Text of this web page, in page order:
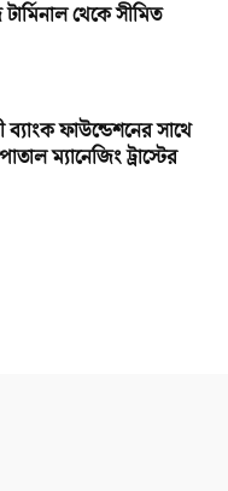
থেকে সীমিত
ফাউন্ডেশনের সাথে
ম্যানেজিং ট্রাস্টের